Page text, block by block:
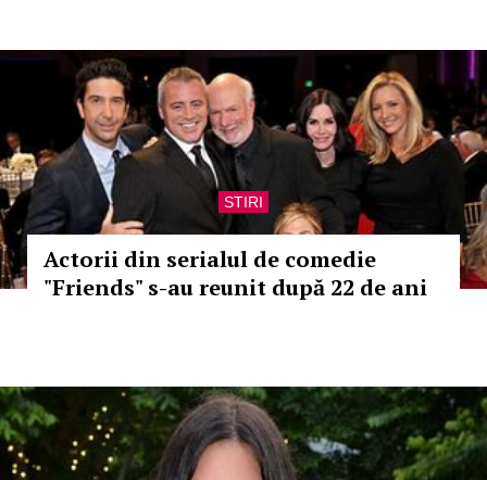
STIRI
Actorii din serialul de comedie
"Friends" s-au reunit după 22 de ani